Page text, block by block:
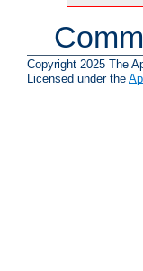
Copyright 2025 The
Licensed under the